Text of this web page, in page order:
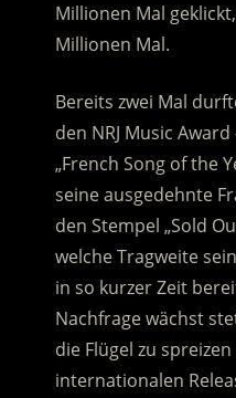
Millionen Mal
Millionen Mal.
Bereits zwei Mal
den NRJ Music
„French Song of the
seine ausgedehnte
den Stempel „Sold
welche Tragweite
in so kurzer Zeit
Nachfrage wächst
die Flügel zu
internationalen